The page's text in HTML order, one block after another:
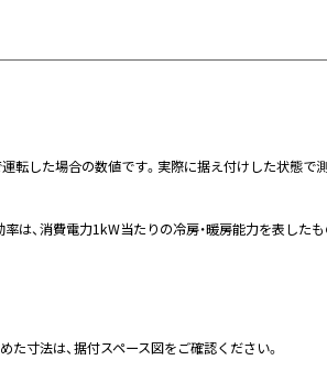
した場合の数値です。実際に据え付けした状態で
は、消費電力1kW当たりの冷房・暖房能力を表したも
寸法は、据付スペース図をご確認ください。